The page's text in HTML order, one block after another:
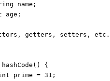
name;
age;
getters, setters, etc.
{
prime = 31;